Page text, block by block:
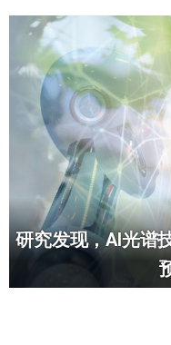
研究发现，AI光谱